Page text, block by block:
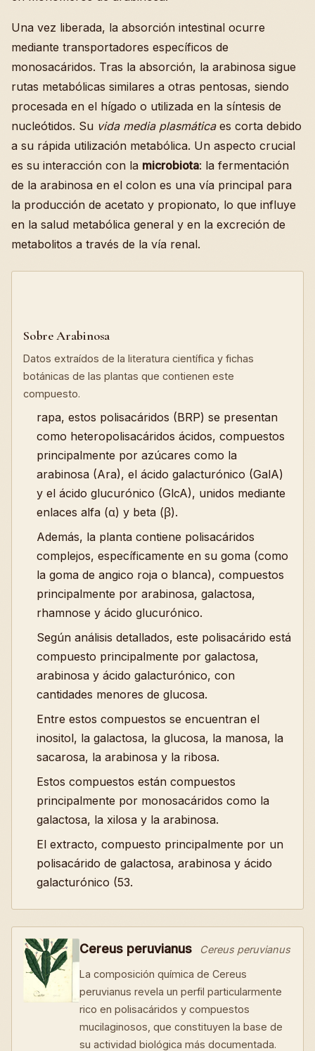
Una vez liberada, la absorción intestinal ocurre
mediante transportadores específicos de
monosacáridos. Tras la absorción, la arabinosa sigue
rutas metabólicas similares a otras pentosas, siendo
procesada en el hígado o utilizada en la síntesis de
nucleótidos. Su vida media plasmáticaes corta debido
a su rápida utilización metabólica. Un aspecto crucial
es su interacción con la microbiota: la fermentación
de la arabinosa en el colon es una vía principal para
la producción de acetato y propionato, lo que influye
en la salud metabólica general y en la excreción de
metabolitos a través de la vía renal.
Sobre Arabinosa
Datos extraídos de la literatura científica y fichas
botánicas de las plantas que contienen este
compuesto.
rapa, estos polisacáridos (BRP) se presentan
como heteropolisacáridos ácidos, compuestos
principalmente por azúcares como la
arabinosa (Ara), el ácido galacturónico (GalA)
y el ácido glucurónico (GlcA), unidos mediante
enlaces alfa (α) y beta (β).
Además, la planta contiene polisacáridos
complejos, específicamente en su goma (como
la goma de angico roja o blanca), compuestos
principalmente por arabinosa, galactosa,
rhamnose y ácido glucurónico.
Según análisis detallados, este polisacárido está
compuesto principalmente por galactosa,
arabinosa y ácido galacturónico, con
cantidades menores de glucosa.
Entre estos compuestos se encuentran el
inositol, la galactosa, la glucosa, la manosa, la
sacarosa, la arabinosa y la ribosa.
Estos compuestos están compuestos
principalmente por monosacáridos como la
galactosa, la xilosa y la arabinosa.
El extracto, compuesto principalmente por un
polisacárido de galactosa, arabinosa y ácido
galacturónico (53.
Cereus peruvianus Cereus peruvianus
La composición química de Cereus
peruvianus revela un perfil particularmente
rico en polisacáridos y compuestos
mucilaginosos, que constituyen la base de
su actividad biológica más documentada.